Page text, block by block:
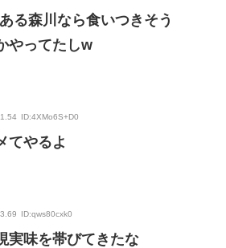
る森川なら食いつきそう
やってたしw
ID:4XMo6S+D0
てやるよ
ID:qws80cxk0
実味を帯びてきたな